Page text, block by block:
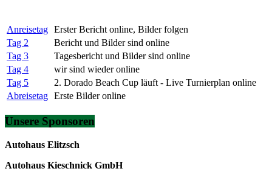
Anreisetag Erster Bericht online, Bilder folgen
Tag 2
Bericht und Bilder sind online
Tag 3
Tagesbericht und Bilder sind online
Tag 4
wir sind wieder online
Tag 5
2. Dorado Beach Cup läuft - Live Turnierplan online
Abreisetag Erste Bilder online
Unsere Sponsoren
Autohaus Elitzsch
Autohaus Kieschnick GmbH